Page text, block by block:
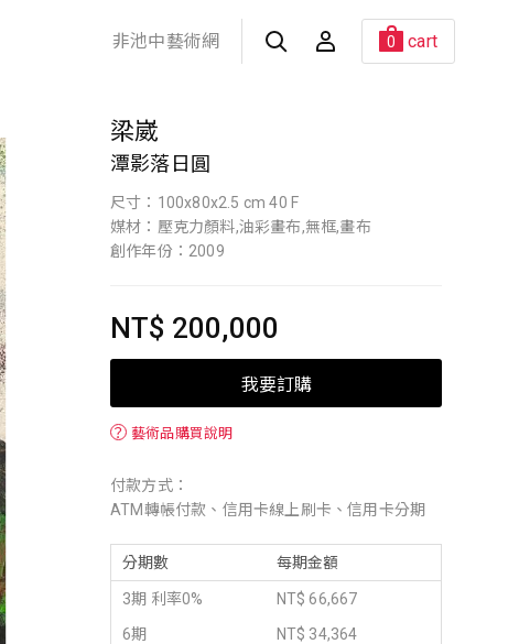
非池中藝術網 0 cart
梁崴
潭影落日圓
尺寸：100x80x2.5 cm 40 F
媒材：壓克力顏料,油彩畫布,無框,畫布
創作年份：2009
NT$ 200,000
我要訂購
？ 藝術品購買說明
付款方式：
ATM轉帳付款、信用卡線上刷卡、信用卡分期
分期數 每期金額
3期 利率0%
NT$ 66,667
6期
NT$ 34,364